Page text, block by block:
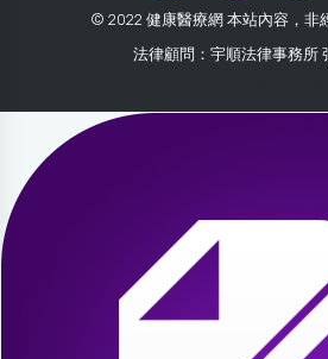
© 2022 健康醫療網 本站內容，非
法律顧問：宇順法律事務所